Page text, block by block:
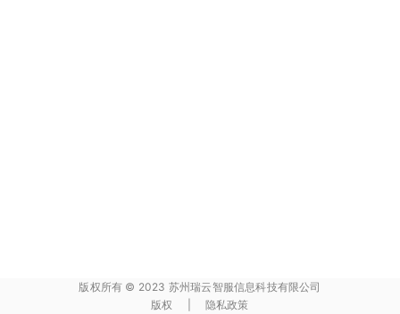
版权所有 © 2023 苏州瑞云智服信息科技有限公司
版权
隐私政策